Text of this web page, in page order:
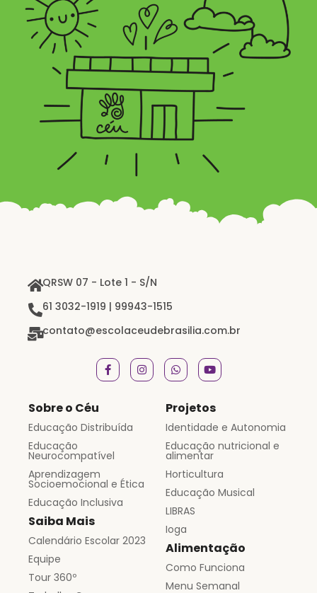
QRSW 07 - Lote 1 - S/N
61 3032-1919 | 99943-1515
contato@escolaceudebrasilia.com.br
Sobre o Céu
Educação Distribuída
Educação
Neurocompatível
Aprendizagem
Socioemocional e Ética
Educação Inclusiva
Saiba Mais
Calendário Escolar 2023
Equipe
Tour 360º
Projetos
Identidade e Autonomia
Educação nutricional e
alimentar
Horticultura
Educação Musical
LIBRAS
Ioga
Alimentação
Como Funciona
Menu Semanal